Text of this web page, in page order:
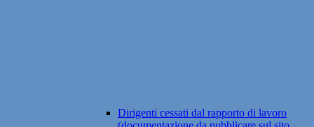
Dirigenti cessati dal rapporto di lavoro